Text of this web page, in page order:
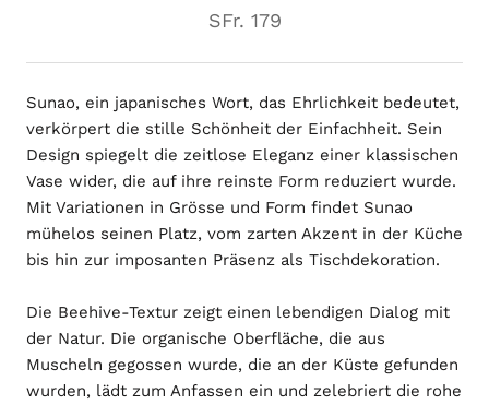
SFr. 179
Sunao, ein japanisches Wort, das Ehrlichkeit bedeutet,
verkörpert die stille Schönheit der Einfachheit. Sein
Design spiegelt die zeitlose Eleganz einer klassischen
Vase wider, die auf ihre reinste Form reduziert wurde.
Mit Variationen in Grösse und Form findet Sunao
mühelos seinen Platz, vom zarten Akzent in der Küche
bis hin zur imposanten Präsenz als Tischdekoration.
Die Beehive-Textur zeigt einen lebendigen Dialog mit
der Natur. Die organische Oberfläche, die aus
Muscheln gegossen wurde, die an der Küste gefunden
wurden, lädt zum Anfassen ein und zelebriert die rohe